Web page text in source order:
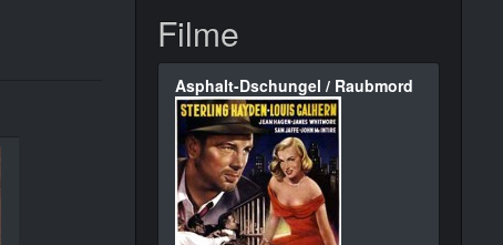
Filme
Asphalt-Dschungel / Raubmord